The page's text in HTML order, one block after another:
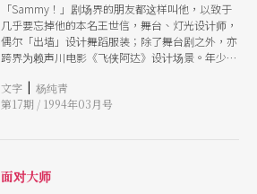
「Sammy！」剧场界的朋友都这样叫他，以致于
几乎要忘掉他的本名王世信，舞台、灯光设计师，
偶尔「出墙」设计舞蹈服装；除了舞台剧之外，亦
跨界为赖声川电影《飞侠阿达》设计场景。年少时
现在，他却是台湾剧场界活动力最旺盛的设计师之
一。
文字 | 杨纯靑
第17期 / 1994年03月号
面对大师